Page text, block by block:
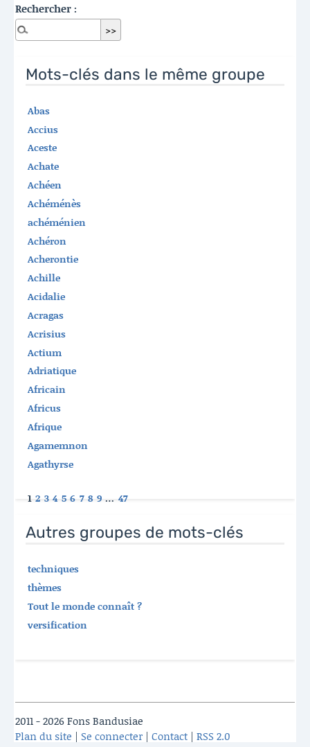
Rechercher :
Mots-clés dans le même groupe
Abas
Accius
Aceste
Achate
Achéen
Achéménès
achéménien
Achéron
Acherontie
Achille
Acidalie
Acragas
Acrisius
Actium
Adriatique
Africain
Africus
Afrique
Agamemnon
Agathyrse
1 2 3 4 5 6 7 8 9 … 47
Autres groupes de mots-clés
techniques
thèmes
Tout le monde connaît ?
versification
2011 - 2026 Fons Bandusiae
Plan du site | Se connecter | Contact | RSS 2.0